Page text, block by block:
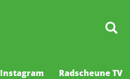
Instagram Radscheune TV